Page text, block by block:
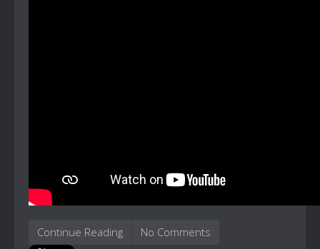
Continue Reading No Comments